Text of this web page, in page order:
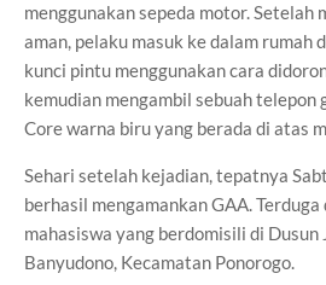
menggunakan sepeda motor. Setelah
aman, pelaku masuk ke dalam rumah
kunci pintu menggunakan cara
kemudian mengambil sebuah telepon
Core warna biru yang berada di atas
Sehari setelah kejadian, tepatnya
berhasil mengamankan GAA.
mahasiswa yang berdomisili di Dusun
Banyudono, Kecamatan Ponorogo.